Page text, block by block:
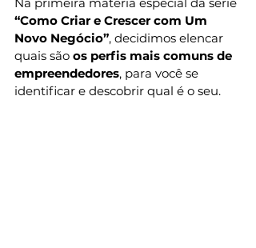
“Como Criar e Crescer com Um
Novo Negócio”, decidimos elencar
quais são os perfis mais comuns de
empreendedores, para você se
identificar e descobrir qual é o seu.